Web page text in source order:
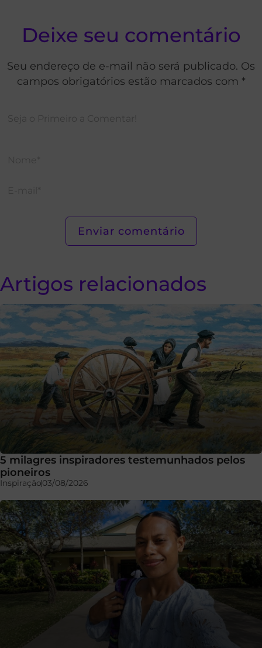
Deixe seu comentário
Seu endereço de e-mail não será publicado. Os
campos obrigatórios estão marcados com *
Artigos relacionados
5 milagres inspiradores testemunhados pelos
pioneiros
Inspiração03/08/2026